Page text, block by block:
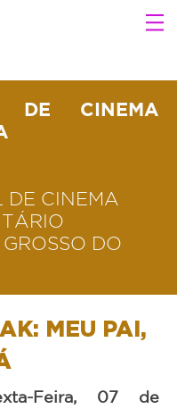
DE CINEMA
DE CINEMA
DO
MEU PAI,
Feira, 07 de